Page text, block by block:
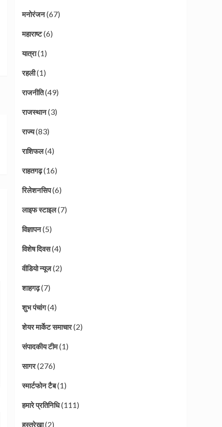
मनोरंजन(67)
महाराष्ट(6)
यात्रा(1)
रहली(1)
राजनीति(49)
राजस्थान(3)
राज्य(83)
राशिफल(4)
राहतगढ़(16)
रिलेशनसिप(6)
लाइफ स्टाइल(7)
विज्ञापन(5)
विशेष दिवस(4)
वीडियो न्यूज(2)
शाहगढ़(7)
शुभ पंचांग(4)
शेयर मार्केट समाचार(2)
संपादकीय टीम(1)
सागर(276)
स्मार्टफोन टैब(1)
हमारे प्रतिनिधि(111)
हस्तरेखा(2)